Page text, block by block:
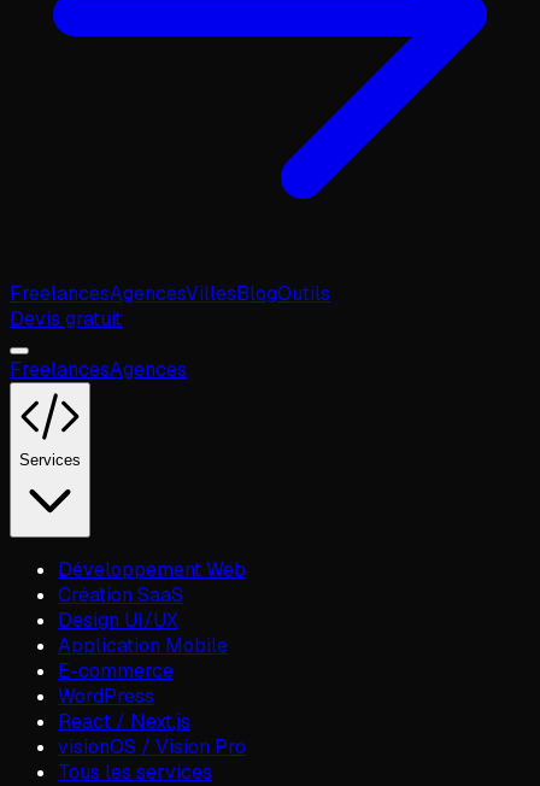
FreelancesAgencesVillesBlogOutils
Devis gratuit
FreelancesAgences
Services
Développement Web
Création SaaS
Design UI/UX
Application Mobile
E-commerce
WordPress
React / Next.js
visionOS / Vision Pro
Tous les services